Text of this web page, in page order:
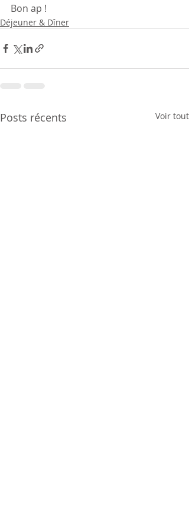
Bon ap !
Déjeuner & Dîner
Posts récents Voir tout